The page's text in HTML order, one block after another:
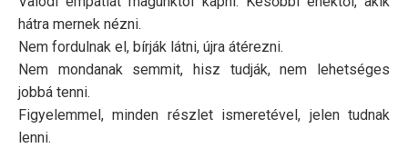
hátra mernek nézni.
Nem fordulnak el, bírják látni, újra átérezni.
Nem mondanak semmit, hisz tudják, nem lehetséges
jobbá tenni.
Figyelemmel, minden részlet ismeretével, jelen tudnak
lenni.